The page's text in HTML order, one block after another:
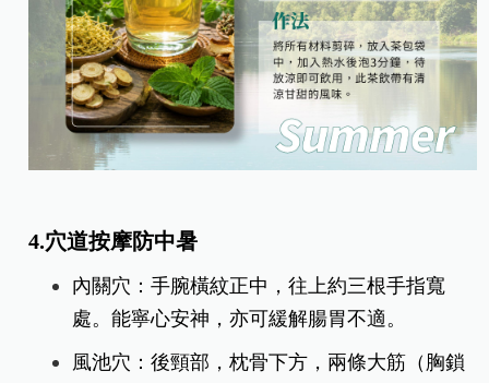
4.穴道按摩防中暑
內關穴：手腕橫紋正中，往上約三根手指寬
處。能寧心安神，亦可緩解腸胃不適。
風池穴：後頸部，枕骨下方，兩條大筋（胸鎖